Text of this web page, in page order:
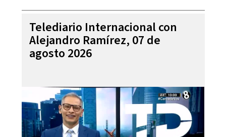
Telediario Internacional con
Alejandro Ramírez, 07 de
agosto 2026